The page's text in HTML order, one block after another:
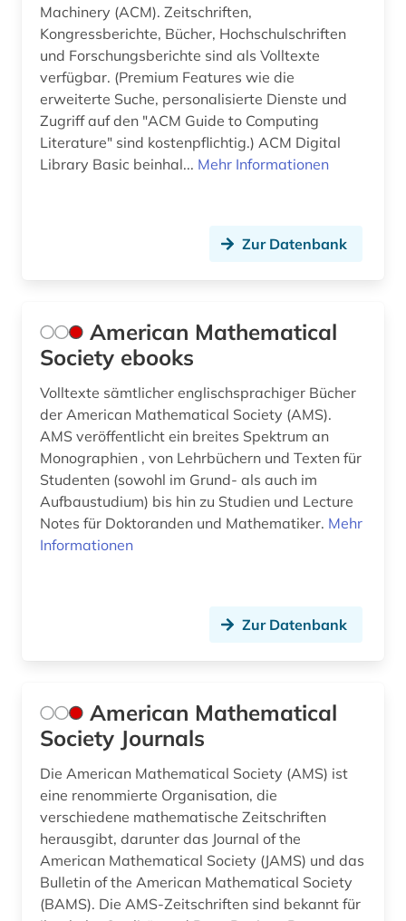
geologie (1)
geometrie (1)
geowissenschaften (7)
germanistik (1)
geschichte (7)
handbuch (1)
hochschullehre (1)
hochschulschrift (1)
homologie (1)
homotopie (1)
huygens (1)
ingenieurwissenschaften (9)
islam (1)
karriere (1)
kultur (1)
kunst (2)
Machinery (ACM). Zeitschriften,
Kongressberichte, Bücher, Hochschulschriften
und Forschungsberichte sind als Volltexte
verfügbar. (Premium Features wie die
erweiterte Suche, personalisierte Dienste und
Zugriff auf den "ACM Guide to Computing
Literature" sind kostenpflichtig.) ACM Digital
Library Basic beinhal... Mehr Informationen
Zur Datenbank
American Mathematical
Society ebooks
Volltexte sämtlicher englischsprachiger Bücher
der American Mathematical Society (AMS).
AMS veröffentlicht ein breites Spektrum an
Monographien , von Lehrbüchern und Texten für
Studenten (sowohl im Grund- als auch im
Aufbaustudium) bis hin zu Studien und Lecture
Notes für Doktoranden und Mathematiker. Mehr
Informationen
Zur Datenbank
American Mathematical
Society Journals
Die American Mathematical Society (AMS) ist
eine renommierte Organisation, die
verschiedene mathematische Zeitschriften
herausgibt, darunter das Journal of the
American Mathematical Society (JAMS) und das
Bulletin of the American Mathematical Society
(BAMS). Die AMS-Zeitschriften sind bekannt für